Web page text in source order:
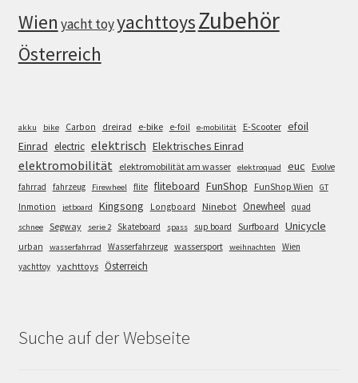
Wien yacht toyyachttoysZubehör
Österreich
akku bike Carbon dreirad e-bike e-foil e-mobilität E-Scooter efoil
Einrad electric elektrisch Elektrisches Einrad
elektromobilität elektromobilität am wasser elektroquad euc
Evolve
fahrrad
fahrzeug Firewheel flite fliteboard FunShop FunShop Wien GT
Inmotion jetboard Kingsong Longboard Ninebot Onewheel quad
schnee Segway serie 2 Skateboard spass sup board Surfboard Unicycle
urban wasserfahrrad Wasserfahrzeug wassersport weihnachten
Wien
yachttoy yachttoys Österreich
Suche auf der Webseite